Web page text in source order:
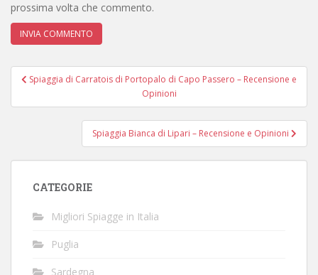
prossima volta che commento.
Navigazione
Spiaggia di Carratois di Portopalo di Capo Passero – Recensione e
Opinioni
Spiaggia Bianca di Lipari – Recensione e Opinioni
CATEGORIE
Migliori Spiagge in Italia
Puglia
Sardegna